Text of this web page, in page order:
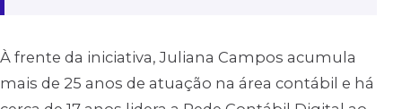
À frente da iniciativa, Juliana Campos acumula
mais de 25 anos de atuação na área contábil e há